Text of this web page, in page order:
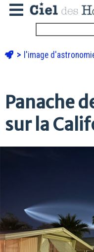
l'image
Panache
sur la